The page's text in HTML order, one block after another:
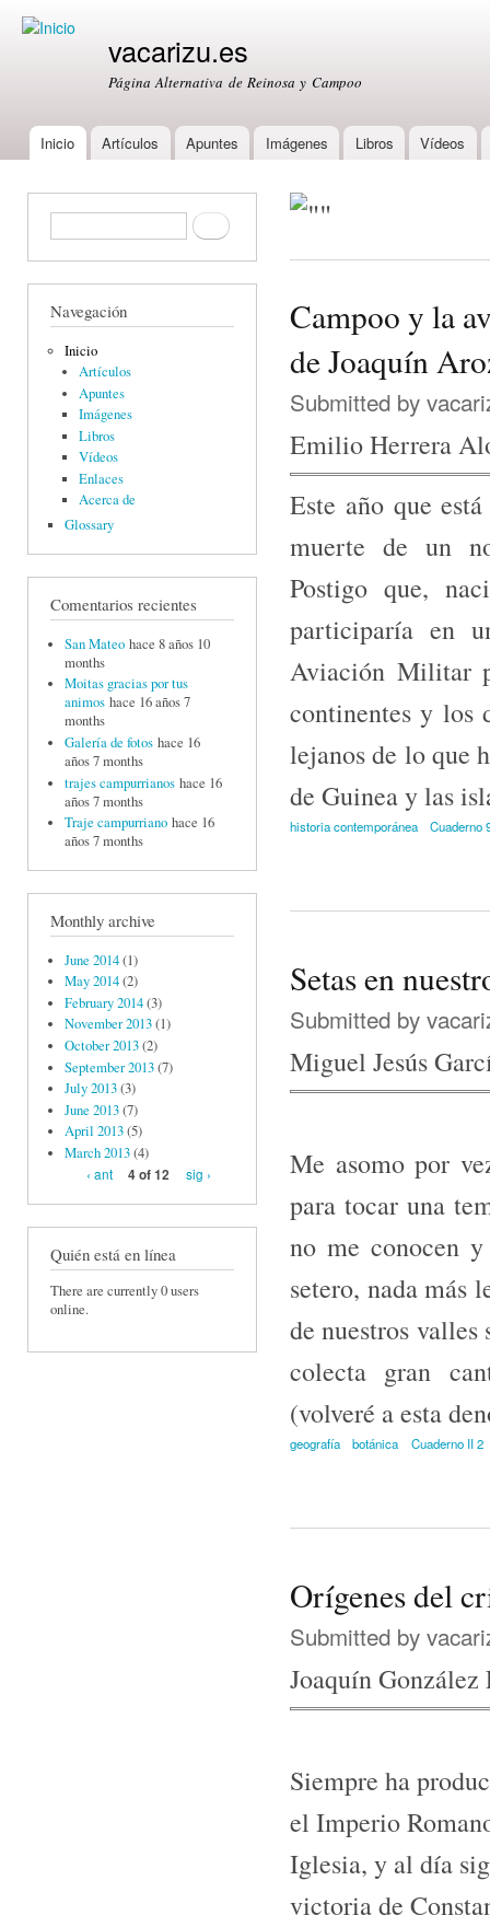
vacarizu.es
Página Alternativa de Reinosa y Campoo
Main menu
Inicio Artículos Apuntes Imágenes Libros Vídeos
Formulario de búsquedaBuscar
Navegación
Inicio
Artículos
Apuntes
Imágenes
Libros
Vídeos
Enlaces
Acerca de
Glossary
Comentarios recientes
San Mateo hace 8 años 10
months
Moitas gracias por tus
animos hace 16 años 7
months
Galería de fotos hace 16
años 7 months
trajes campurrianos hace 16
años 7 months
Traje campurriano hace 16
años 7 months
Monthly archive
June 2014(1)
May 2014(2)
February 2014(3)
November 2013(1)
October 2013(2)
September 2013(7)
July 2013(3)
June 2013(7)
April 2013(5)
March 2013(4)
‹ ant
4 of 12 sig ›
Quién está en línea
There are currently 0 users
online.
Campoo y la
de Joaquín
Submitted by
Emilio Herrera
Este año que
muerte de un
Postigo que,
participaría en
Aviación Militar
continentes y los
lejanos de lo que
de Guinea y las
historia contemporánea Cuaderno
Setas en
Submitted by
Miguel Jesús
Me asomo por
para tocar una
no me conocen
setero, nada más
de nuestros valles
colecta gran
(volveré a esta
geografía botánica Cuaderno II 2
Orígenes del
Submitted by
Joaquín González
Siempre ha
el Imperio
Iglesia, y al día
victoria de